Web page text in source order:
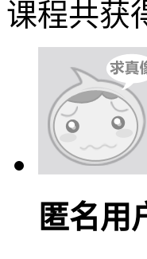
课程共获
匿名用